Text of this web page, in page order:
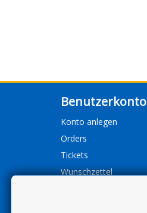
Benutzerkonto
Konto anlegen
Orders
Tickets
Wunschzettel